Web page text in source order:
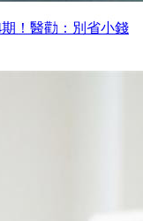
！醫勸：別省小錢